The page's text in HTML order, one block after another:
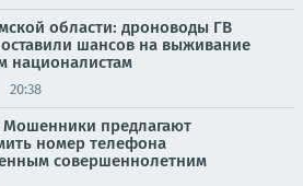
области: дроноводы ГВ
шансов на выживание
националистам
20:38
Мошенники предлагают
номер телефона
совершеннолетним